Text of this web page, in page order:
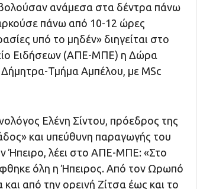
ανάμεσα στα δέντρα πάνω
πάνω από 10-12 ώρες
υπό το μηδέν» διηγείται στο
Ειδήσεων (ΑΠΕ-ΜΠΕ) η Δώρα
Τμήμα Αμπέλου, με ΜSc
Ελένη Σίντου, πρόεδρος της
και υπεύθυνη παραγωγής του
Ήπειρο, λέει στο ΑΠΕ-ΜΠΕ: «Στο
όλη η Ήπειρος. Από τον Ωρωπό
από την ορεινή Ζίτσα έως και το